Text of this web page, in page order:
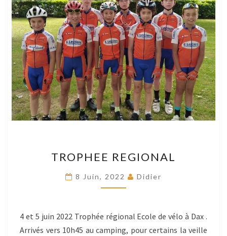
REGIONAL
TROPHEE REGIONAL
8 Juin, 2022 Didier
4 et 5 juin 2022 Trophée régional Ecole de vélo à Dax .
Arrivés vers 10h45 au camping, pour certains la veille